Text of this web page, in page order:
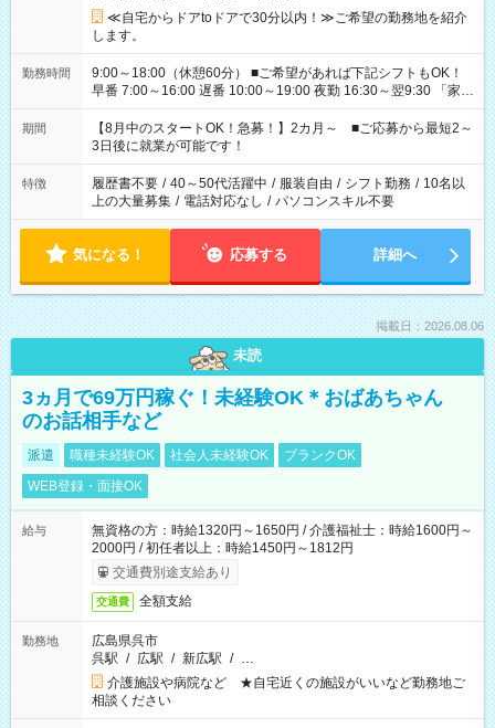
≪自宅からドアtoドアで30分以内！≫ご希望の勤務地を紹介
します。
勤務時間
9:00～18:00（休憩60分） ■ご希望があれば下記シフトもOK！
早番 7:00～16:00 遅番 10:00～19:00 夜勤 16:30～翌9:30 「家族
と休みを合わせたい」 「余裕を持って夕飯の準備がしたい」
「できれば残業はしたくない」 など、ご希望を教えてください
ね。 ※Wワーク希望の方へ 今ご覧のお仕事で希望する勤務時間
と、もう1つのお仕事の勤務時間。 合計で週40時間を超える場
合は応募できません。
期間
【8月中のスタートOK！急募！】2カ月～ ■ご応募から最短2～
3日後に就業が可能です！
特徴 履歴書不要 / 40～50代活躍中 / 服装自由 / シフト勤務 / 10名以
上の大量募集 / 電話対応なし / パソコンスキル不要
気になる！ 応募する 詳細へ
掲載日：2026.08.06
未読
3ヵ月で69万円稼ぐ！未経験OK＊おばあちゃん
のお話相手など
派遣 職種未経験OK 社会人未経験OK
ブランクOK
WEB登録・面接OK
給与
無資格の方：時給1320円～1650円 / 介護福祉士：時給1600円～
2000円 / 初任者以上：時給1450円～1812円
交通費別途支給あり
交通費 全額支給
勤務地
広島県呉市
呉駅 / 広駅 / 新広駅 / …
介護施設や病院など ★自宅近くの施設がいいなど勤務地ご
相談ください